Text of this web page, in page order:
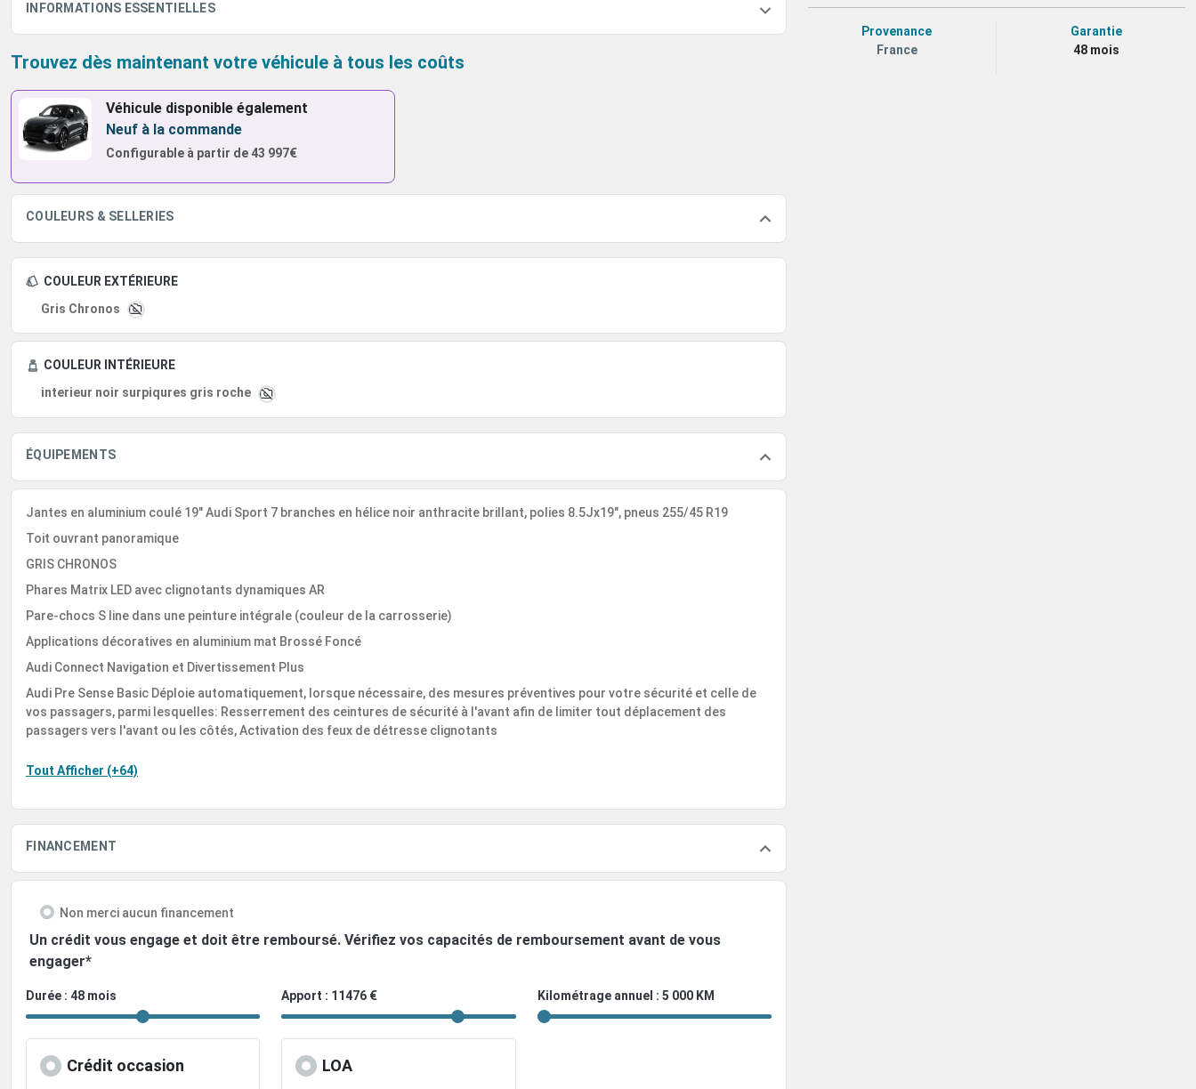
INFORMATIONS ESSENTIELLES
Trouvez dès maintenant votre véhicule à tous les coûts
Véhicule disponible également
Neuf à la commande
Configurable à partir de43 997€
COULEURS & SELLERIES
COULEUR EXTÉRIEURE
Gris Chronos
COULEUR INTÉRIEURE
interieur noir surpiqures gris roche
ÉQUIPEMENTS
Jantes en aluminium coulé 19" Audi Sport 7 branches en hélice noir anthracite brillant, polies 8.5Jx19", pneus 255/45 R19
Toit ouvrant panoramique
GRIS CHRONOS
Phares Matrix LED avec clignotants dynamiques AR
Pare-chocs S line dans une peinture intégrale (couleur de la carrosserie)
Applications décoratives en aluminium mat Brossé Foncé
Audi Connect Navigation et Divertissement Plus
Audi Pre Sense Basic Déploie automatiquement, lorsque nécessaire, des mesures préventives pour votre sécurité et celle de
vos passagers, parmi lesquelles: Resserrement des ceintures de sécurité à l'avant afin de limiter tout déplacement des
passagers vers l'avant ou les côtés, Activation des feux de détresse clignotants
Tout Afficher (+64)
FINANCEMENT
Non merci aucun financement
Un crédit vous engage et doit être remboursé. Vérifiez vos capacités de remboursement avant de vous
engager*
Durée : 48 mois Apport : 11476 € Kilométrage annuel : 5 000 KM
Crédit occasion LOA
Provenance
France
Garantie
48 mois